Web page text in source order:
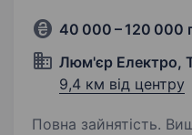
40 000 – 120 000
Люм'єр Електро,
9,4 км від центру
Повна зайнятість. Вища